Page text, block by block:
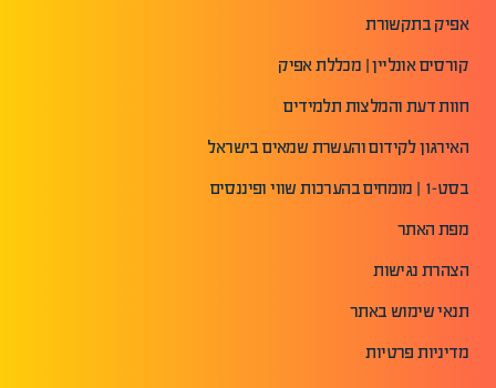
אפיק בתקשורת
קורסים אונליין | מכללת אפיק
חוות דעת והמלצות תלמידים
האירגון לקידום והעשרת שמאים בישראל
בסט-1 | מומחים בהערכות שווי ופיננסים
מפת האתר
הצהרת נגישות
תנאי שימוש באתר
מדיניות פרטיות